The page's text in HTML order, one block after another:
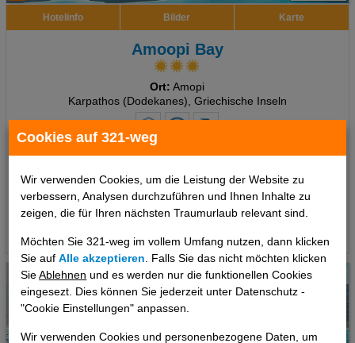
Cookies auf 321-weg
Wir verwenden Cookies, um die Leistung der Website zu
verbessern, Analysen durchzuführen und Ihnen Inhalte zu
zeigen, die für Ihren nächsten Traumurlaub relevant sind.
Möchten Sie 321-weg im vollem Umfang nutzen, dann klicken
Sie aufAlle akzeptieren . Falls Sie das nicht möchten klicken
SieAblehnen und es werden nur die funktionellen Cookies
eingesezt. Dies können Sie jederzeit unter Datenschutz -
"Cookie Einstellungen" anpassen.
Wir verwenden Cookies und personenbezogene Daten, um
Hotelinfo Bilder Karte
Amoopi Bay
Ort: Amopi
Karpathos (Dodekanes), Griechische Inseln
7 Tage, Doppelzimmer, Frühstück
inkl. Zug zum Flug
ab 1112 €
pro Person